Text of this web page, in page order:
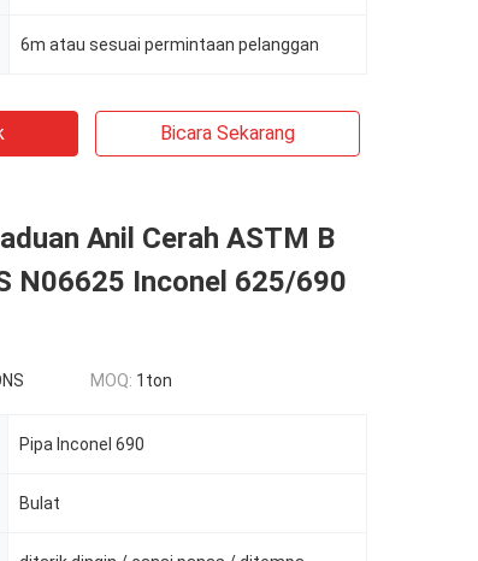
6m atau sesuai permintaan pelanggan
Bicara Sekarang
Anil Cerah ASTM B
N06625 Inconel 625/690
MOQ: 1ton
Pipa Inconel 690
Bulat